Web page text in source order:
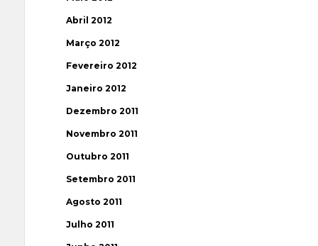
Abril 2012
Março 2012
Fevereiro 2012
Janeiro 2012
Dezembro 2011
Novembro 2011
Outubro 2011
Setembro 2011
Agosto 2011
Julho 2011